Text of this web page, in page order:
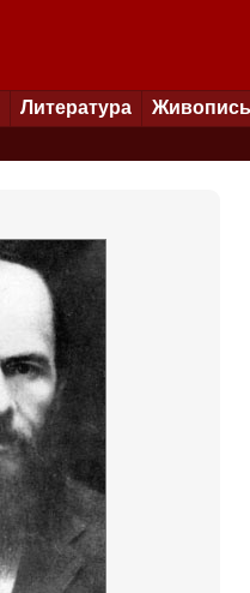
Литература Живопись